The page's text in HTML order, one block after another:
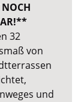
32
von
und